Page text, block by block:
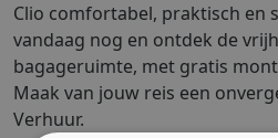
Clio comfortabel, praktisch en
vandaag nog en ontdek de
bagageruimte, met gratis
Maak van jouw reis een
Verhuur.